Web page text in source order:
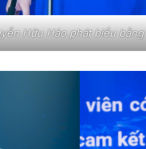
Hữu Hảo phát biểu